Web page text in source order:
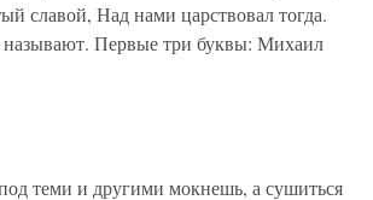
славой, Над нами царствовал тогда.
Первые три буквы: Михаил
теми и другими мокнешь, а сушиться